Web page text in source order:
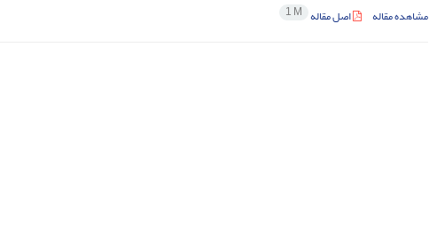
مشاهده مقاله اصل مقاله 1 M